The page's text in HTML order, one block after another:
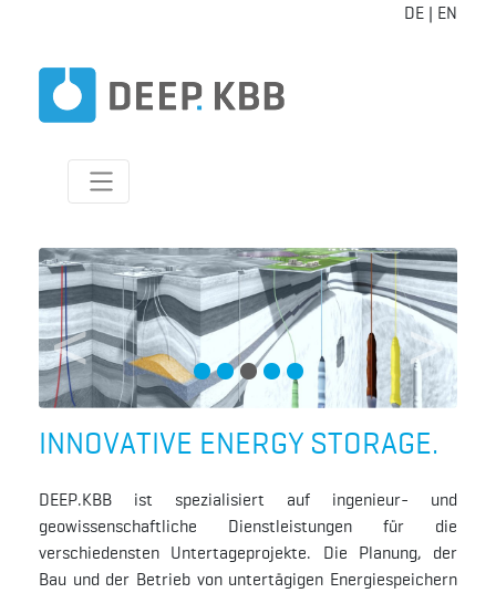
DE | EN
Previous Next
INNOVATIVE ENERGY STORAGE.
DEEP.KBB ist spezialisiert auf ingenieur- und
geowissenschaftliche Dienstleistungen für die
verschiedensten Untertageprojekte. Die Planung, der
Bau und der Betrieb von untertägigen Energiespeichern